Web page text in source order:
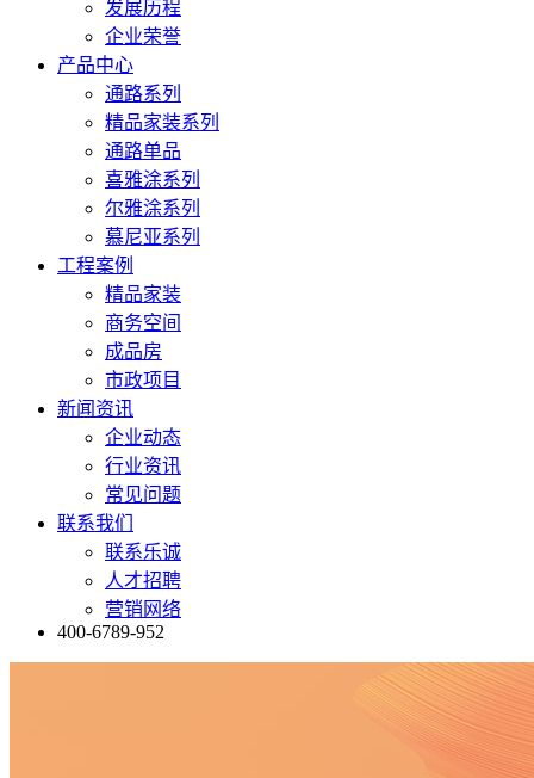
发展历程
企业荣誉
产品中心
通路系列
精品家装系列
通路单品
喜雅涂系列
尔雅涂系列
慕尼亚系列
工程案例
精品家装
商务空间
成品房
市政项目
新闻资讯
企业动态
行业资讯
常见问题
联系我们
联系乐诚
人才招聘
营销网络
400-6789-952